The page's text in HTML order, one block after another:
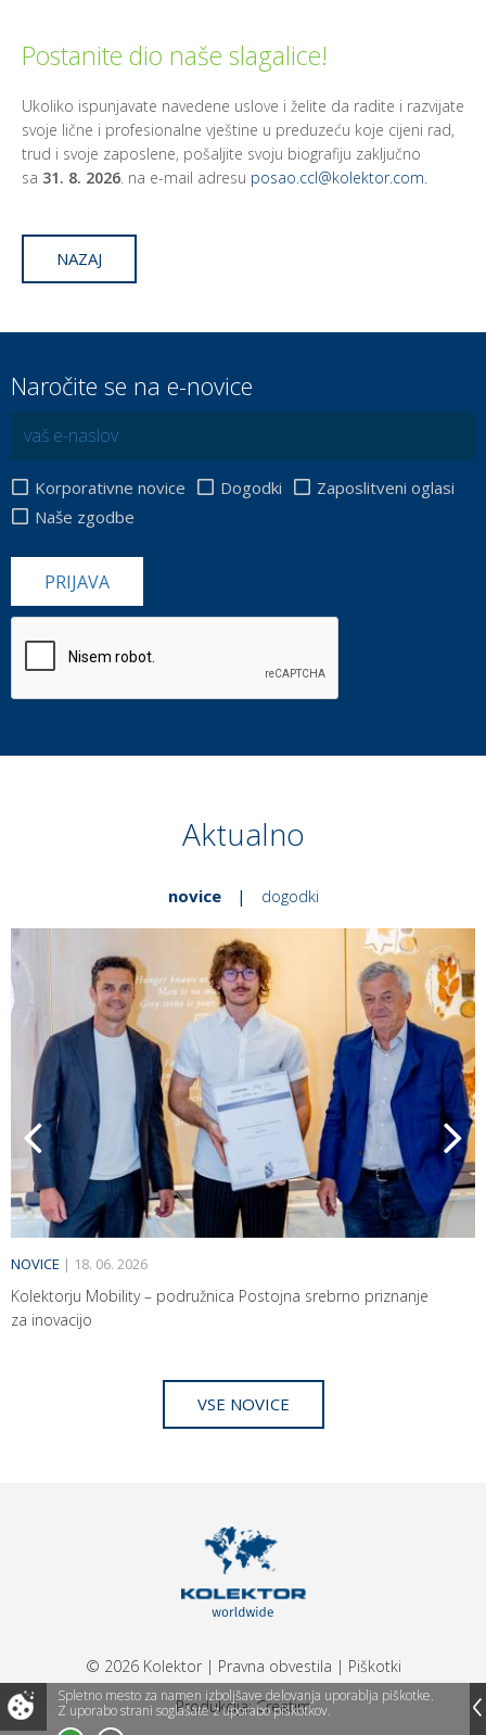
Postanite dio naše slagalice!
Ukoliko ispunjavate navedene uslove i želite da radite i razvijate
svoje lične i profesionalne vještine u preduzeću koje cijeni rad,
trud i svoje zaposlene, pošaljite svoju biografiju zaključno
sa 31. 8. 2026. na e-mail adresu posao.ccl@kolektor.com.
NAZAJ
Naročite se na e-novice
Korporativne novice Dogodki
Zaposlitveni oglasi
Naše zgodbe
PRIJAVA
Aktualno
novice | dogodki
NOVICE | 18. 06. 2026
Kolektorju Mobility – podružnica Postojna srebrno priznanje
za inovacijo
VSE NOVICE
© 2026 Kolektor| Pravna obvestila | Piškotki
Produkcija:Creatim
Spletno mesto za namen izboljšave delovanja uporablja piškotke.
Z uporabo strani soglašate z uporabo piškotkov.